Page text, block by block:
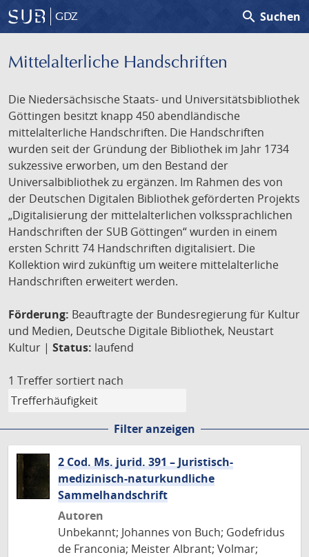
GDZ search Suchen
Mittelalterliche Handschriften
Die Niedersächsische Staats- und Universitätsbibliothek
Göttingen besitzt knapp 450 abendländische
mittelalterliche Handschriften. Die Handschriften
wurden seit der Gründung der Bibliothek im Jahr 1734
sukzessive erworben, um den Bestand der
Universalbibliothek zu ergänzen. Im Rahmen des von
der Deutschen Digitalen Bibliothek geförderten Projekts
„Digitalisierung der mittelalterlichen volkssprachlichen
Handschriften der SUB Göttingen“ wurden in einem
ersten Schritt 74 Handschriften digitalisiert. Die
Kollektion wird zukünftig um weitere mittelalterliche
Handschriften erweitert werden.
Förderung: Beauftragte der Bundesregierung für Kultur
und Medien, Deutsche Digitale Bibliothek, Neustart
Kultur | Status: laufend
1 Treffer sortiert nach
Filter anzeigen
2 Cod. Ms. jurid. 391 – Juristisch-
medizinisch-naturkundliche
Sammelhandschrift
Autoren
Unbekannt; Johannes von Buch; Godefridus
de Franconia; Meister Albrant; Volmar;